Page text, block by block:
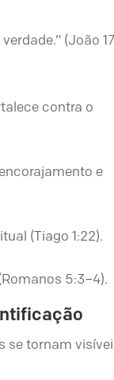
(João
contra o
e
(Tiago 1:22).
5:3–4).
se tornam